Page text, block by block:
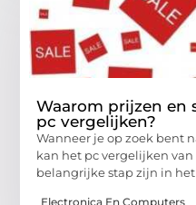
Waarom prijzen en
pc vergelijken?
Wanneer je op zoek bent
kan het pc vergelijken
belangrijke stap zijn in
Electronica En Computers